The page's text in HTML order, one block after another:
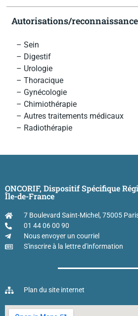
Autorisations/
– Sein
– Digestif
– Urologie
– Thoracique
– Gynécologie
– Chimiothérapie
– Autres traitements médicaux
– Radiothérapie
ONCORIF, Dispositif Spécifique
Île-de-France
7 Boulevard Saint-Michel, 75005
01 44 06 00 90
Nous envoyer un courriel
S'inscrire à la lettre d'information
Plan du site internet